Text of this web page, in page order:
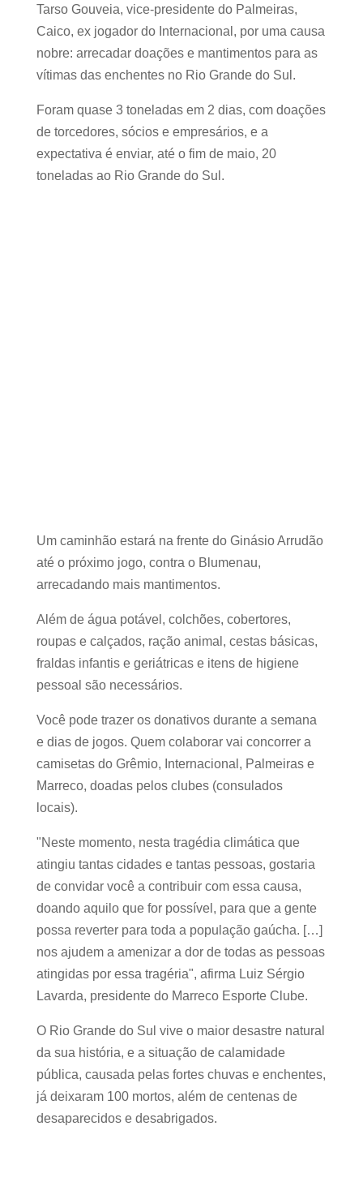
Tarso Gouveia, vice-presidente do Palmeiras,
Caico, ex jogador do Internacional, por uma causa
nobre: arrecadar doações e mantimentos para as
vítimas das enchentes no Rio Grande do Sul.
Foram quase 3 toneladas em 2 dias, com doações
de torcedores, sócios e empresários, e a
expectativa é enviar, até o fim de maio, 20
toneladas ao Rio Grande do Sul.
Um caminhão estará na frente do Ginásio Arrudão
até o próximo jogo, contra o Blumenau,
arrecadando mais mantimentos.
Além de água potável, colchões, cobertores,
roupas e calçados, ração animal, cestas básicas,
fraldas infantis e geriátricas e itens de higiene
pessoal são necessários.
Você pode trazer os donativos durante a semana
e dias de jogos. Quem colaborar vai concorrer a
camisetas do Grêmio, Internacional, Palmeiras e
Marreco, doadas pelos clubes (consulados
locais).
"Neste momento, nesta tragédia climática que
atingiu tantas cidades e tantas pessoas, gostaria
de convidar você a contribuir com essa causa,
doando aquilo que for possível, para que a gente
possa reverter para toda a população gaúcha. […]
nos ajudem a amenizar a dor de todas as pessoas
atingidas por essa tragéria", afirma Luiz Sérgio
Lavarda, presidente do Marreco Esporte Clube.
O Rio Grande do Sul vive o maior desastre natural
da sua história, e a situação de calamidade
pública, causada pelas fortes chuvas e enchentes,
já deixaram 100 mortos, além de centenas de
desaparecidos e desabrigados.